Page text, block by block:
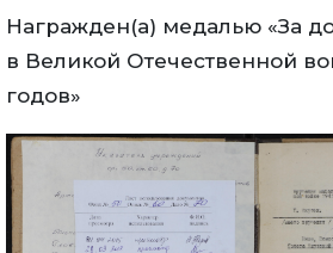
Награжден(а) медалью «За
в Великой Отечественной
годов»